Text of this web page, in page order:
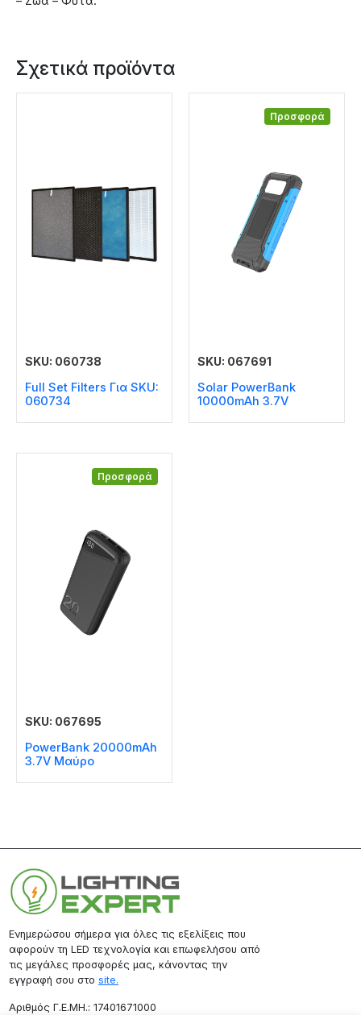
Σχετικά προϊόντα
SKU: 060738
Full Set Filters Για SKU:
060734
Προσφορά
SKU: 067691
Solar PowerBank
10000mAh 3.7V
Προσφορά
SKU: 067695
PowerBank 20000mAh
3.7V Μαύρο
Ενημερώσου σήμερα για όλες τις εξελίξεις που
αφορούν τη LED τεχνολογία και επωφελήσου από
τις μεγάλες προσφορές μας, κάνοντας την
εγγραφή σου στο site.
Aριθμός Γ.Ε.ΜΗ.: 17401671000